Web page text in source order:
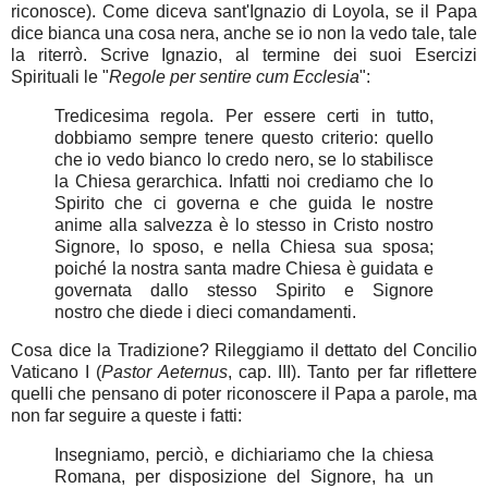
riconosce). Come diceva sant'Ignazio di Loyola, se il Papa
dice bianca una cosa nera, anche se io non la vedo tale, tale
la riterrò. Scrive Ignazio, al termine dei suoi Esercizi
Spirituali le "Regole per sentire cum Ecclesia":
Tredicesima regola. Per essere certi in tutto,
dobbiamo sempre tenere questo criterio: quello
che io vedo bianco lo credo nero, se lo stabilisce
la Chiesa gerarchica. Infatti noi crediamo che lo
Spirito che ci governa e che guida le nostre
anime alla salvezza è lo stesso in Cristo nostro
Signore, lo sposo, e nella Chiesa sua sposa;
poiché la nostra santa madre Chiesa è guidata e
governata dallo stesso Spirito e Signore
nostro che diede i dieci comandamenti.
Cosa dice la Tradizione? Rileggiamo il dettato del Concilio
Vaticano I (Pastor Aeternus, cap. III). Tanto per far riflettere
quelli che pensano di poter riconoscere il Papa a parole, ma
non far seguire a queste i fatti:
Insegniamo, perciò, e dichiariamo che la chiesa
Romana, per disposizione del Signore, ha un